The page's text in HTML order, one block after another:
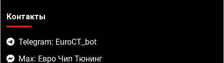
Контакты
Telegram: EuroCT_bot
Max: Евро Чип Тюнинг